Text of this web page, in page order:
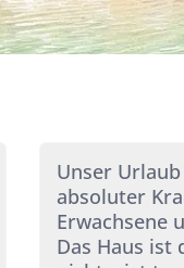
Unser
absoluter
Erwachsene
Das Haus ist